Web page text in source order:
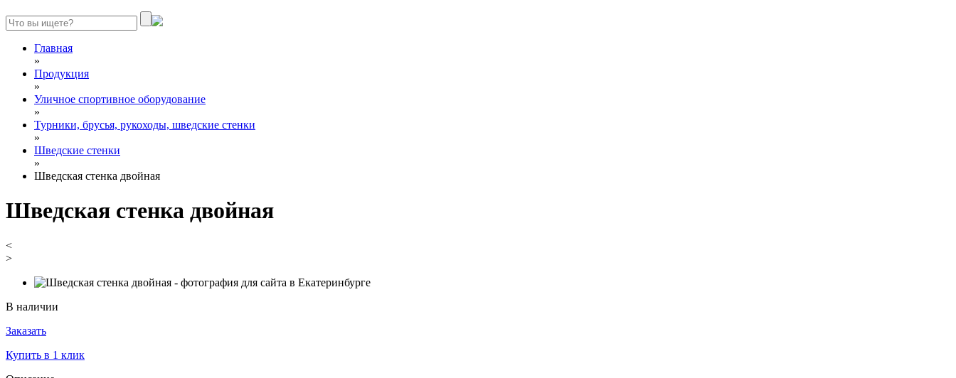
Главная
»
Продукция
»
Уличное спортивное оборудование
»
Турники, брусья, рукоходы, шведские стенки
»
Шведские стенки
»
Шведская стенка двойная
Шведская стенка двойная
<
>
В наличии
Заказать
Купить в 1 клик